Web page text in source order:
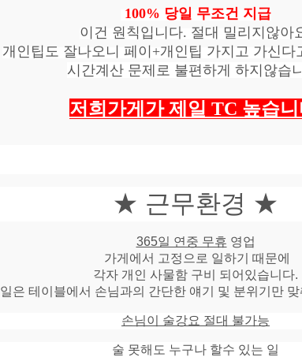
100% 당일 무조건 지급
이건 원칙입니다. 절대 밀리지않아
개인팁도 잘나오니 페이+개인팁 가지고 가신다
시간계산 문제로 불편하게 하지않습
저희가게가 제일 TC 높습니
★ 근무환경 ★
365일 연중 무휴 영업
가게에서 고정으로 일하기 때문에
각자 개인 사물함 구비 되어있습니다.
일은 테이블에서 손님과의 간단한 얘기 및 분위기만
손님이 술강요 절대 불가능
술 못해도 누구나 할수 있는 일